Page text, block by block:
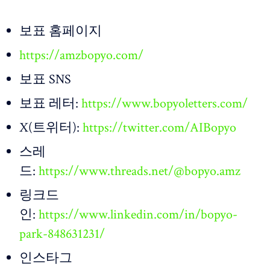
보표 홈페이지
https://amzbopyo.com/
보표 SNS
보표 레터: https://www.bopyoletters.com/
X(트위터): https://twitter.com/AIBopyo
스레
드: https://www.threads.net/@bopyo.amz
링크드
인: https://www.linkedin.com/in/bopyo-
park-848631231/
인스타그